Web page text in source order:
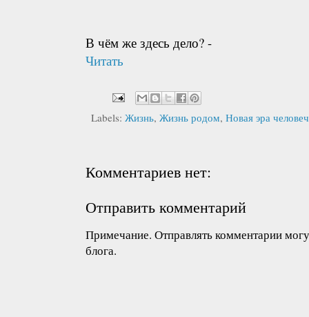
В чём же здесь дело? -
Читать
Labels: Жизнь, Жизнь родом, Новая эра
Комментариев нет:
Отправить комментарий
Примечание. Отправлять комментарии
блога.